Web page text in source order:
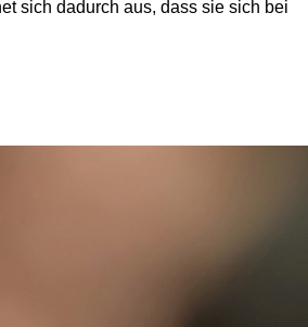
sich dadurch aus, dass sie sich bei